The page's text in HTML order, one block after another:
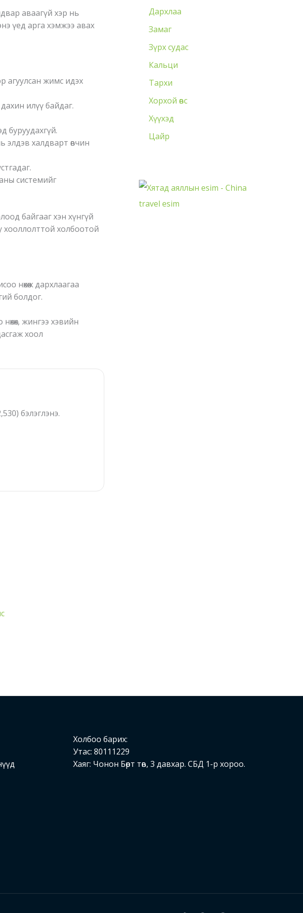
аваагүй хэр нь
үед арга хэмжээ авах
агуулсан жимс идэх
илүү байдаг.
буруудахгүй.
элдэв халдварт өвчин
системийг
байгааг хэн хүнгүй
хооллолттой холбоотой
нөхөж дархлаагаа
болдог.
жингээ хэвийн
хоол
бэлэглэнэ.
Дархлаа
Замаг
Зүрх судас
Кальци
Тархи
Хорхой өвс
Хүүхэд
Цайр
Холбоо барих:
Утас: 80111229
Хаяг: Чонон Бөрт төв, 3 давхар. СБД 1-р хороо.